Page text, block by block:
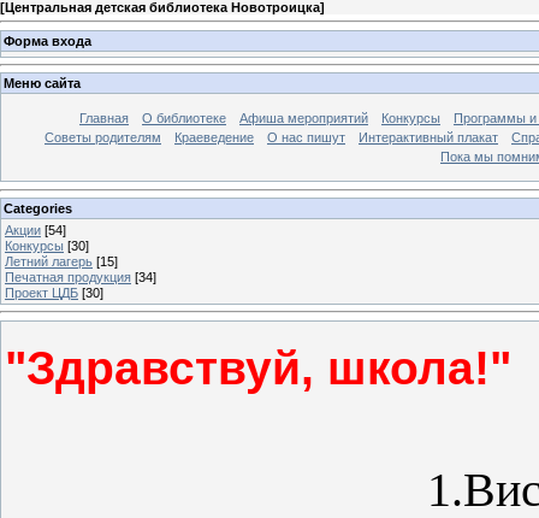
[Центральная детская библиотека Новотроицка]
Форма входа
Меню сайта
Главная О библиотеке Афиша мероприятий Конкурсы
Программы и
Советы родителям
Краеведение О нас пишут Интерактивный плакат
Пока мы
Categories
Акции [54]
Конкурсы [30]
Летний лагерь [15]
Печатная продукция [34]
Проект ЦДБ [30]
"Здравствуй, школа!"
1.